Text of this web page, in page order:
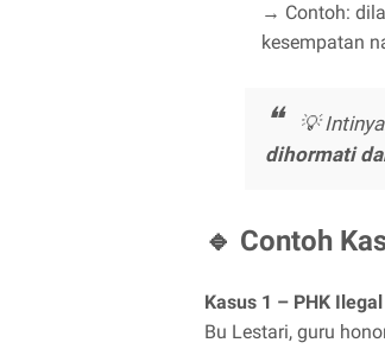
→ Contoh:
kesempatan
💡
dihormati
🔹 Contoh
Kasus 1 – PHK Ilegal
Bu Lestari, guru